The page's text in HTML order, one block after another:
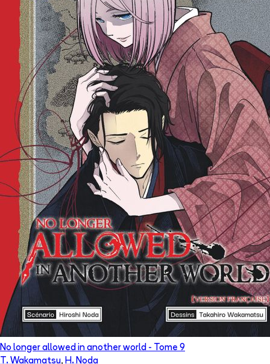
No longer allowed in another world - Tome 9
T. Wakamatsu, H. Noda